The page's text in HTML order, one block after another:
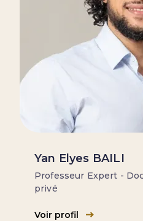
Yan Elyes BAILI
Professeur Expert -
privé
Voir profil